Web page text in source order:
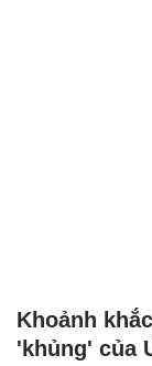
Khoảnh
'khủng' của